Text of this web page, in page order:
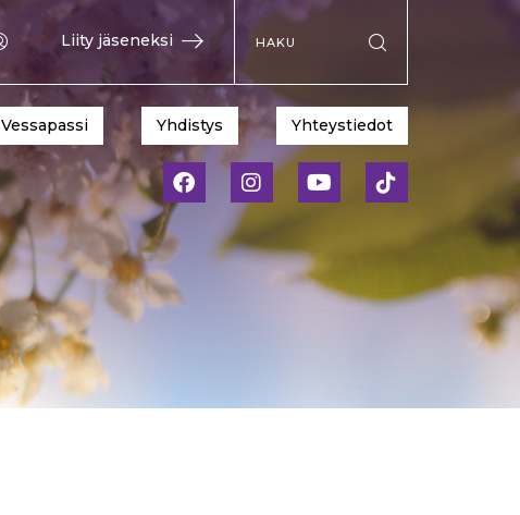
Liity jäseneksi
Hae sivustolta
Vessapassi Yhdistys Yhteystiedot